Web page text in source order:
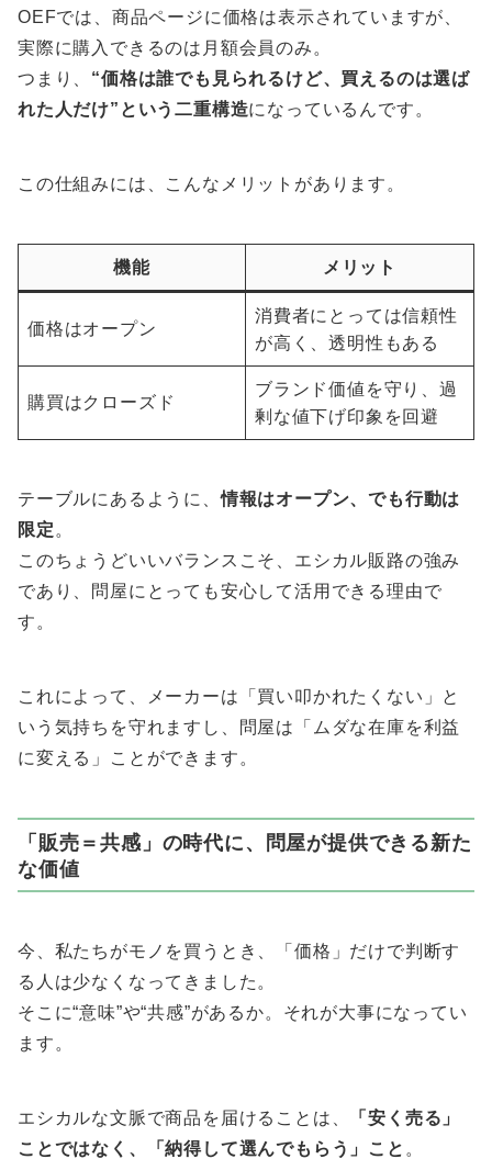
OEFでは、商品ページに価格は表示されていますが、
実際に購入できるのは月額会員のみ。
つまり、 “価格は誰でも見られるけど、買えるのは選ば
れた人だけ”という二重構造になっているんです。
この仕組みには、こんなメリットがあります。
機能 メリット
価格はオープン
消費者にとっては信頼性
が高く、透明性もある
購買はクローズド
ブランド価値を守り、過
剰な値下げ印象を回避
テーブルにあるように、情報はオープン、でも行動は
限定 。
このちょうどいいバランスこそ、エシカル販路の強み
であり、問屋にとっても安心して活用できる理由で
す。
これによって、メーカーは「買い叩かれたくない」と
いう気持ちを守れますし、問屋は「ムダな在庫を利益
に変える」ことができます。
「販売＝共感」の時代に、問屋が提供できる新た
な価値
今、私たちがモノを買うとき、「価格」だけで判断す
る人は少なくなってきました。
そこに“意味”や“共感”があるか。それが大事になってい
ます。
エシカルな文脈で商品を届けることは、
「安く売る」
ことではなく、「納得して選んでもらう」こと 。